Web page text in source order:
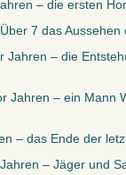
– die ersten
7 das Aussehen
Jahren – die
Jahren – ein Mann
– das Ende der
– Jäger und